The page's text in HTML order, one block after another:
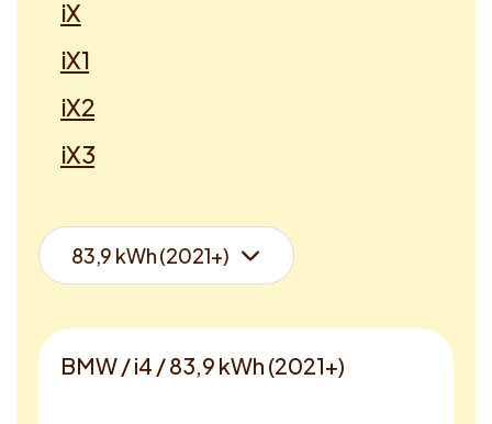
iX
iX1
iX2
iX3
BMW / i4 / 83,9 kWh (2021+)